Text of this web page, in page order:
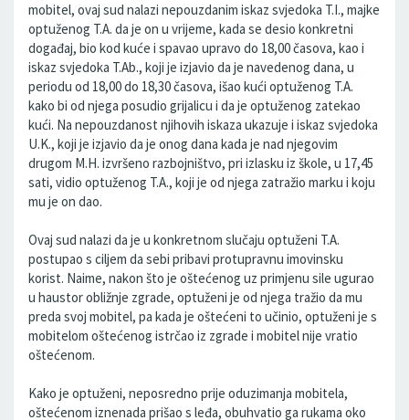
mobitel, ovaj sud nalazi nepouzdanim iskaz svjedoka T.I., majke
optuženog T.A. da je on u vrijeme, kada se desio konkretni
događaj, bio kod kuće i spavao upravo do 18,00 časova, kao i
iskaz svjedoka T.Ab., koji je izjavio da je navedenog dana, u
periodu od 18,00 do 18,30 časova, išao kući optuženog T.A.
kako bi od njega posudio grijalicu i da je optuženog zatekao
kući. Na nepouzdanost njihovih iskaza ukazuje i iskaz svjedoka
U.K., koji je izjavio da je onog dana kada je nad njegovim
drugom M.H. izvršeno razbojništvo, pri izlasku iz škole, u 17,45
sati, vidio optuženog T.A., koji je od njega zatražio marku i koju
mu je on dao.
Ovaj sud nalazi da je u konkretnom slučaju optuženi T.A.
postupao s ciljem da sebi pribavi protupravnu imovinsku
korist. Naime, nakon što je oštećenog uz primjenu sile ugurao
u haustor obližnje zgrade, optuženi je od njega tražio da mu
preda svoj mobitel, pa kada je oštećeni to učinio, optuženi je s
mobitelom oštećenog istrčao iz zgrade i mobitel nije vratio
oštećenom.
Kako je optuženi, neposredno prije oduzimanja mobitela,
oštećenom iznenada prišao s leđa, obuhvatio ga rukama oko